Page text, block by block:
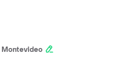
Montevideo